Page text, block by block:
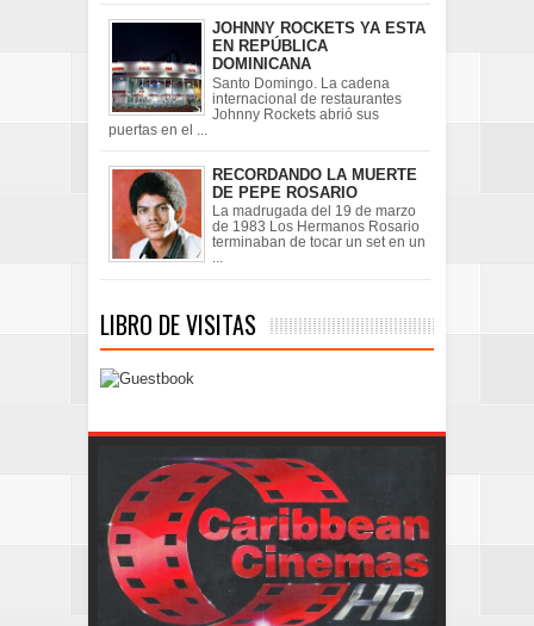
JOHNNY ROCKETS YA ESTA
EN REPÚBLICA
DOMINICANA
Santo Domingo. La cadena
internacional de restaurantes
Johnny Rockets abrió sus
puertas en el ...
RECORDANDO LA MUERTE
DE PEPE ROSARIO
La madrugada del 19 de marzo
de 1983 Los Hermanos Rosario
terminaban de tocar un set en un
...
LIBRO DE VISITAS